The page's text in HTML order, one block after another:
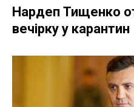
Нардеп Тищенко
вечірку у карантин